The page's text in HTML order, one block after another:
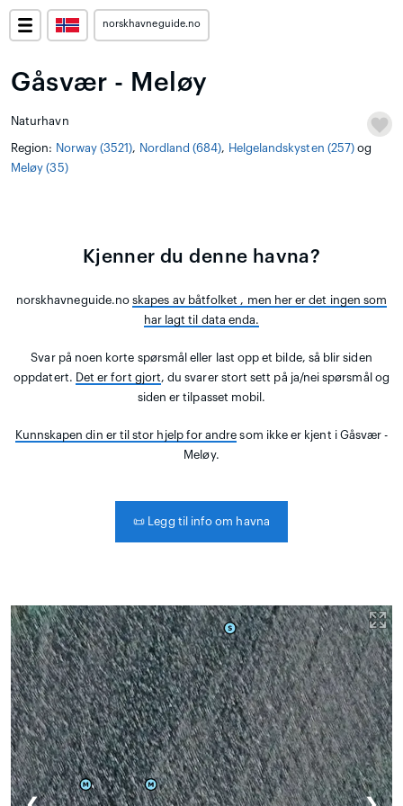
norskhavneguide.no
Gåsvær - Meløy
Naturhavn
Region: Norway (3521), Nordland (684), Helgelandskysten (257) og
Meløy (35)
Kjenner du denne havna?
norskhavneguide.noskapes av båtfolket , men her er det ingen som
har lagt til data enda.
Svar på noen korte spørsmål eller last opp et bilde, så blir siden
oppdatert. Det er fort gjort, du svarer stort sett på ja/nei spørsmål og
siden er tilpasset mobil.
Kunnskapen din er til stor hjelp for andre som ikke er kjent i Gåsvær -
Meløy.
📜 Legg til info om havna